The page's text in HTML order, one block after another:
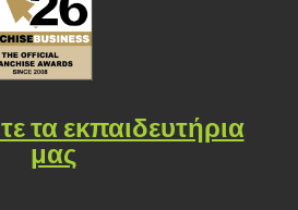
τα εκπαιδευτήρια
μας